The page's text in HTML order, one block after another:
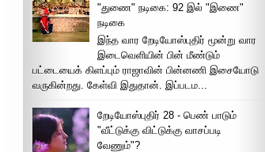
"துணை" நடிகை: 92 இல் "இணை"
நடிகை
இந்த வார றேடியோஸ்புதிர் மூன்று வார
இடைவெளியின் பின் மீண்டும்
பட்டையைக் கிளப்பும் ராஜாவின் பின்னணி இசையோடு
வருகின்றது. கேள்வி இதுதான். இப்படம...
றேடியோஸ்புதிர் 28 - பெண் பாடும்
"வீட்டுக்கு விட்டுக்கு வாசப்படி
வேணும்"?